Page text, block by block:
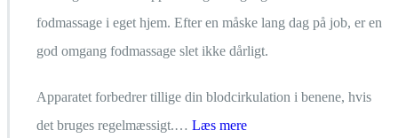
fodmassage i eget hjem. Efter en måske lang dag på job, er en
god omgang fodmassage slet ikke dårligt.
Apparatet forbedrer tillige din blodcirkulation i benene, hvis
det bruges regelmæssigt.… Læs mere